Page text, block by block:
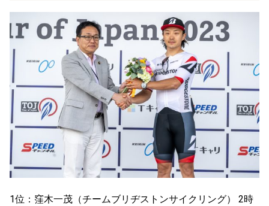
1位：窪木一茂（チームブリヂストンサイクリング） 2時